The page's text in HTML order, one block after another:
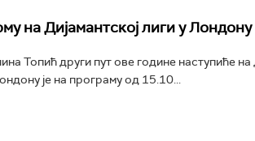
на Дијамантској лиги у Лондону
Топић други пут ове године наступиће на
је на програму од 15.10...